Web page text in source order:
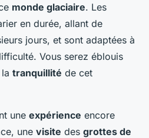
monde glaciaire. Les
en durée, allant de
jours, et sont adaptées à
Vous serez éblouis
tranquillité de cet
une expérience encore
une visite des grottes de